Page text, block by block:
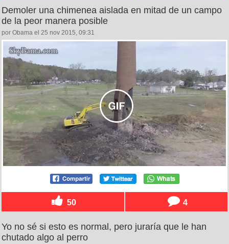
Demoler una chimenea aislada en mitad de un campo
de la peor manera posible
por Obama el 25 nov 2015, 09:31
50 4
Yo no sé si esto es normal, pero juraría que le han
chutado algo al perro